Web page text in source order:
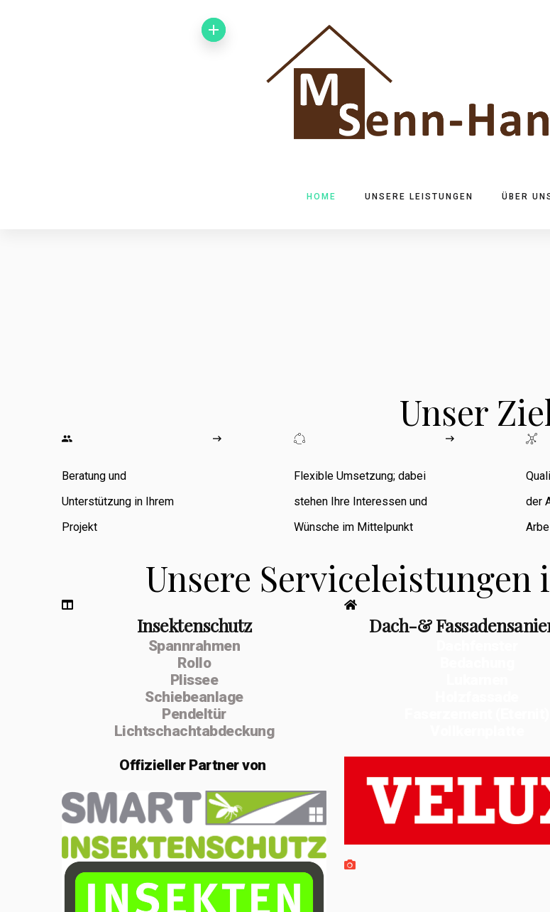
HOME UNSERE LEISTUNGEN ÜBER
Unser
Beratung und
Unterstützung in Ihrem
Projekt
Flexible Umsetzung; dabei
stehen Ihre Interessen und
Wünsche im Mittelpunkt
der
Unsere Serviceleistungen
Insektenschutz
Spannrahmen
Rollo
Plissee
Schiebeanlage
Pendeltür
Lichtschachtabdeckung
OffiziellerPartner von
Dach-&
Zimmerarbeiten,
Umbauten,
Sanierungen
Im Februar 2020
gründete ich die
Einzelfirma